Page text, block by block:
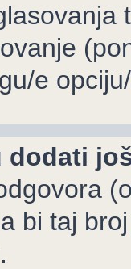
e
dodati
bi taj